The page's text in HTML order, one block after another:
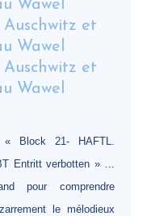
Block 21- HAFTL.
Entritt verbotten » …
pour comprendre
le mélodieux